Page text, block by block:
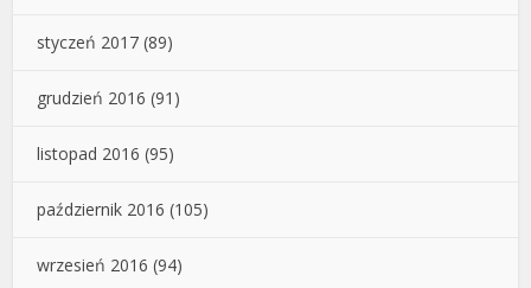
styczeń 2017 (89)
grudzień 2016 (91)
listopad 2016 (95)
październik 2016 (105)
wrzesień 2016 (94)